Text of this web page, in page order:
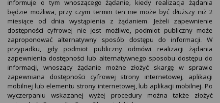
informuje o tym wnoszącego żądanie, kiedy realizacja żądania
będzie możliwa, przy czym termin ten nie może być dłuższy niż 2
miesiące od dnia wystąpienia z żądaniem. Jeżeli zapewnienie
dostępności cyfrowej nie jest możliwe, podmiot publiczny może
zaproponować alternatywny sposób dostępu do informacji. W
przypadku, gdy podmiot publiczny odmówi realizacji żądania
zapewnienia dostępności lub alternatywnego sposobu dostępu do
informacji, wnoszący żądanie możne złożyć skargę w sprawie
zapewniana dostępności cyfrowej strony internetowej, aplikacji
mobilnej lub elementu strony internetowej, lub aplikacji mobilnej. Po
wyczerpaniu wskazanej wyżej procedury można także złożyć